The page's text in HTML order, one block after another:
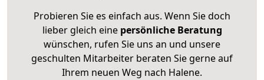
Probieren Sie es einfach aus. Wenn Sie doch
lieber gleich eine persönliche Beratung
wünschen, rufen Sie uns an und unsere
geschulten Mitarbeiter beraten Sie gerne auf
Ihrem neuen Weg nach Halene.